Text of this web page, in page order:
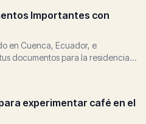
Importantes con
en Cuenca, Ecuador, e
documentos para la residencia!
todo lo...
experimentar café en el